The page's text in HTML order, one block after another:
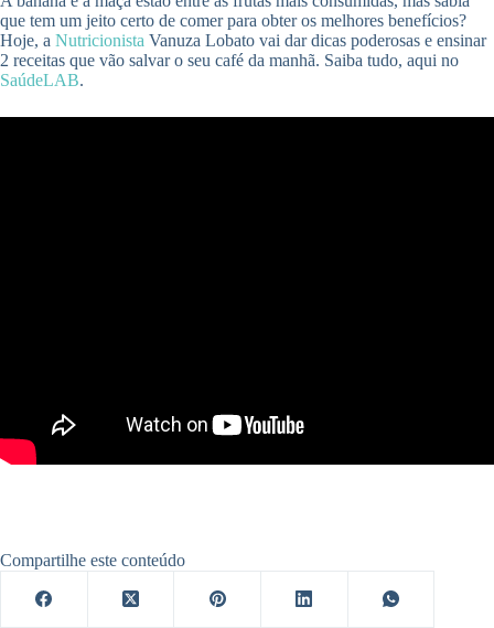
que tem um jeito certo de comer para obter os melhores benefícios?
Hoje, a Nutricionista Vanuza Lobato vai dar dicas poderosas e ensinar
2 receitas que vão salvar o seu café da manhã. Saiba tudo, aqui no
SaúdeLAB.
Compartilhe este conteúdo